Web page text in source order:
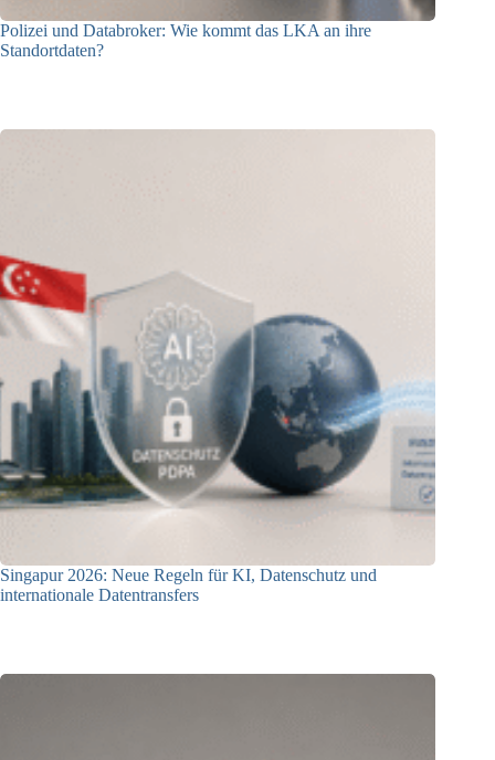
Polizei und Databroker: Wie kommt das LKA an ihre
Standortdaten?
Singapur 2026: Neue Regeln für KI, Datenschutz und
internationale Datentransfers